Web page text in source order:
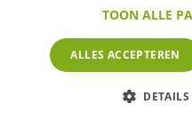
TOON ALLE
ALLES ACCEPTEREN
DETAILS